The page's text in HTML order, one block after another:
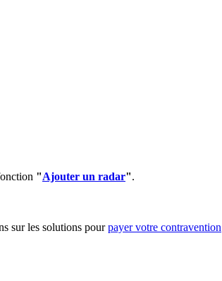
"Ajouter un radar".
sur les solutions pourpayer votre contravention